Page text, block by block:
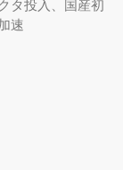
タ投入、国産初
速